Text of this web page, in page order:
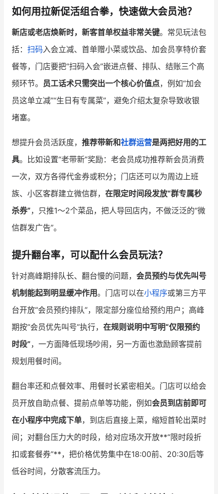
如何用拉新促活组合拳，快速做大会员池？
新店或老店焕新时，新客首单权益非常关键。常见玩法包
括： 扫码入会立减、首单赠小菜或饮品、加会员享特价套
餐等，门店要把“扫码入会”嵌进点餐、排队、结账三个高
频环节。 员工话术只需突出一个核心价值点，例如“加会
员这单立减”“生日有专属菜”，避免介绍太复杂导致收银
堵塞。
想提升会员活跃度， 推荐带新和社群运营是两把好用的工
具。比如设置“老带新”奖励：老会员成功推荐新会员消费
一次，双方各得代金券或积分；门店还可以为周边上班
族、小区客群建立微信群， 在限定时间段发放“群专属秒
杀券”，只推1～2个菜品，把人导回店内，不做泛泛的“微
信群发广告”。
提升翻台率，可以配什么会员玩法？
针对高峰期排队长、翻台慢的问题， 会员预约与优先叫号
机制能起到明显缓冲作用。门店可以在小程序或第三方平
台开放“会员预约排队”，限定部分座位给预约用户；高峰
期按“会员优先叫号”执行， 在规则说明中写明“仅限预约
时段”，一方面降低现场吵闹，另一方面也激励顾客提前
规划用餐时间。
翻台率还和点餐效率、用餐时长紧密相关。门店可以给会
员开放自助点餐、提前点单等功能，例如会员到店前即可
在小程序中完成下单，到店后直接上菜，缩短首轮出菜时
间；对翻台压力大的时段，给对应场次开放**“限时段折
扣或套餐券”**，把价格优势集中在18:00前、20:30后等
低谷时间，分散客流压力。